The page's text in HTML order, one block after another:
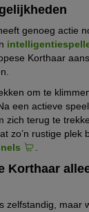
genoeg actie
Korthaar
om te
een actieve
zich terug te
zo’n rustige plek
.
Korthaar
zelfstandig, maar